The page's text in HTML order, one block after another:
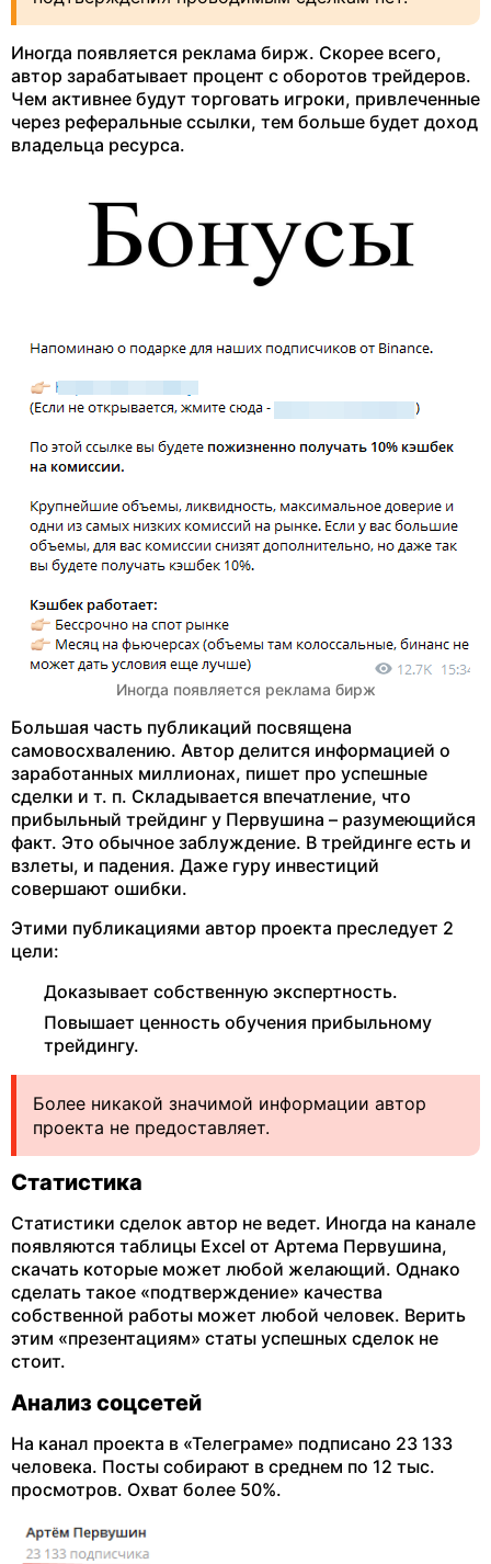
Иногда появляется реклама бирж. Скорее всего,
автор зарабатывает процент с оборотов трейдеров.
Чем активнее будут торговать игроки, привлеченные
через реферальные ссылки, тем больше будет доход
владельца ресурса.
Иногда появляется реклама бирж
Большая часть публикаций посвящена
самовосхвалению. Автор делится информацией о
заработанных миллионах, пишет про успешные
сделки и т. п. Складывается впечатление, что
прибыльный трейдинг у Первушина – разумеющийся
факт. Это обычное заблуждение. В трейдинге есть и
взлеты, и падения. Даже гуру инвестиций
совершают ошибки.
Этими публикациями автор проекта преследует 2
цели:
Доказывает собственную экспертность.
Повышает ценность обучения прибыльному
трейдингу.
Более никакой значимой информации автор
проекта не предоставляет.
Статистика
Статистики сделок автор не ведет. Иногда на канале
появляются таблицы Excel от Артема Первушина,
скачать которые может любой желающий. Однако
сделать такое «подтверждение» качества
собственной работы может любой человек. Верить
этим «презентациям» статы успешных сделок не
стоит.
Анализ соцсетей
На канал проекта в «Телеграме» подписано 23 133
человека. Посты собирают в среднем по 12 тыс.
просмотров. Охват более 50%.